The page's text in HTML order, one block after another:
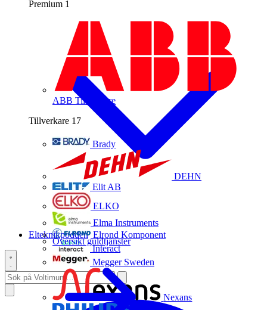
Premium 1
ABB Tillverkare
Tillverkare 17
Brady
DEHN
Elit AB
ELKO
Elma Instruments
Elrond Komponent
Interact
Megger Sweden
Nexans
Översikt guldtjänster
Elteknikpodden